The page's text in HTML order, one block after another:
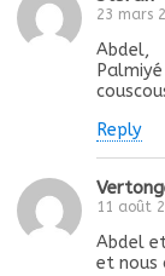
23 mars
Abdel,
Reply
11 août
Abdel
et nous